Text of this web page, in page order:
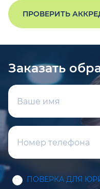
ПРОВЕРИТЬ
Заказать
ПОВЕРКА ДЛЯ